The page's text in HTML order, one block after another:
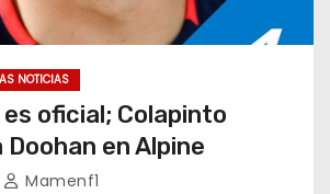
NOTICIAS
oficial; Colapinto
en Alpine
Mamenf1